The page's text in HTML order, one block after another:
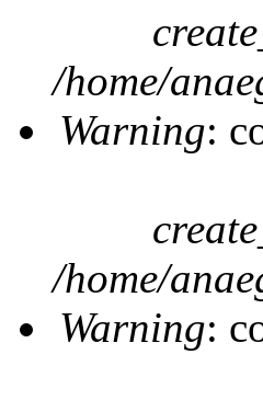
/home/
Warning:
/home/
Warning: